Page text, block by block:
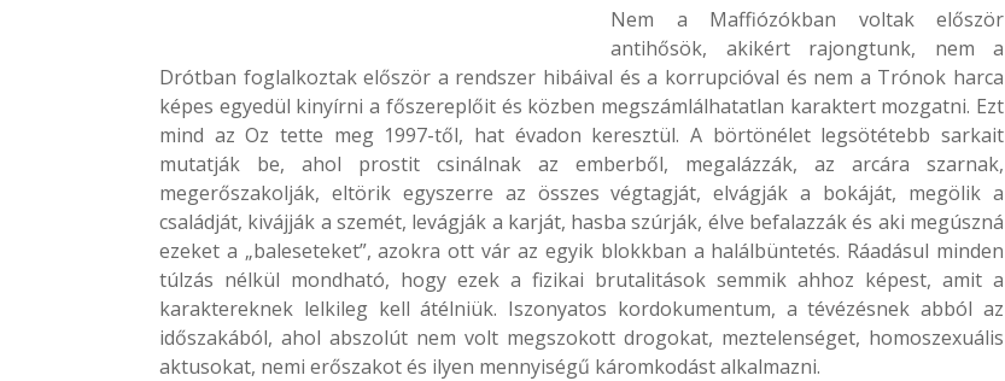
Nem a Maffiózókban voltak először
antihősök, akikért rajongtunk, nem a
Drótban foglalkoztak először a rendszer hibáival és a korrupcióval és nem a Trónok harca
képes egyedül kinyírni a főszereplőit és közben megszámlálhatatlan karaktert mozgatni. Ezt
mind az Oz tette meg 1997-től, hat évadon keresztül. A börtönélet legsötétebb sarkait
mutatják be, ahol prostit csinálnak az emberből, megalázzák, az arcára szarnak,
megerőszakolják, eltörik egyszerre az összes végtagját, elvágják a bokáját, megölik a
családját, kivájják a szemét, levágják a karját, hasba szúrják, élve befalazzák és aki megúszná
ezeket a „baleseteket”, azokra ott vár az egyik blokkban a halálbüntetés. Ráadásul minden
túlzás nélkül mondható, hogy ezek a fizikai brutalitások semmik ahhoz képest, amit a
karaktereknek lelkileg kell átélniük. Iszonyatos kordokumentum, a tévézésnek abból az
időszakából, ahol abszolút nem volt megszokott drogokat, meztelenséget, homoszexuális
aktusokat, nemi erőszakot és ilyen mennyiségű káromkodást alkalmazni.